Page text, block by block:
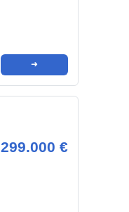
➜
299.000 €